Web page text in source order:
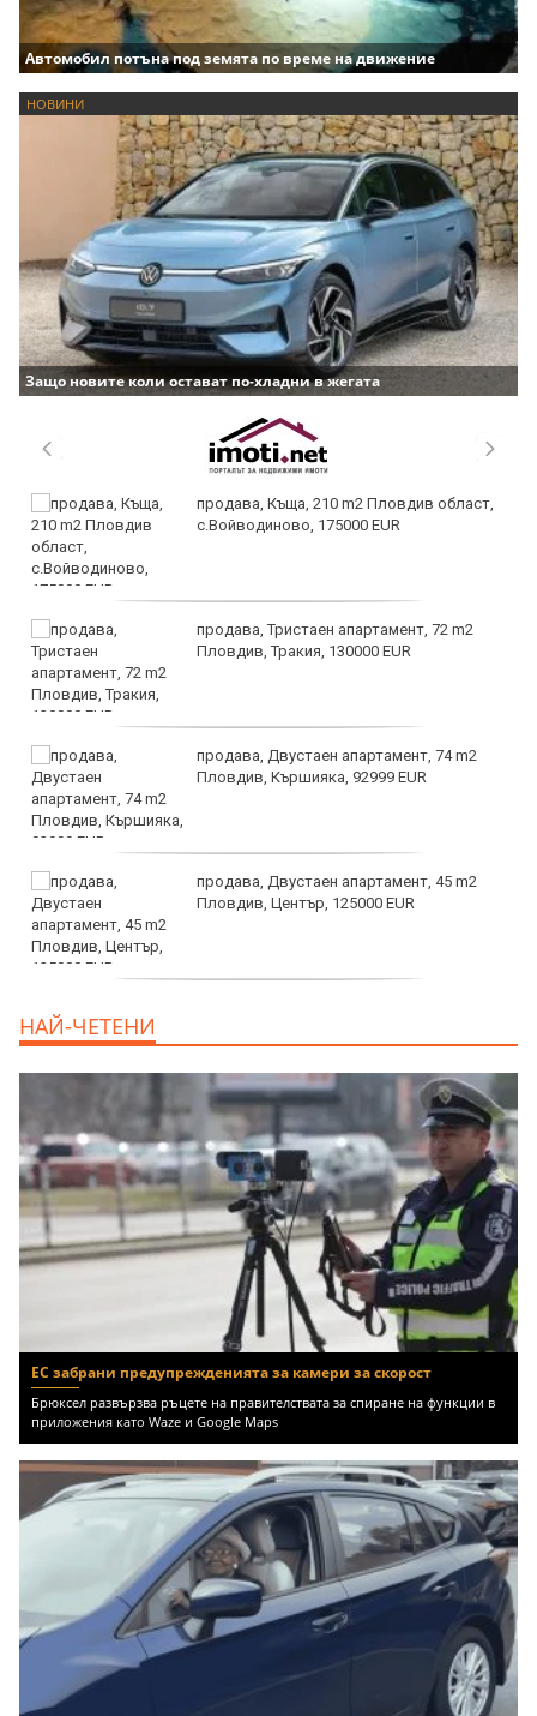
Автомобил потъна под земята по време на движение
НОВИНИ
Защо новите коли остават по-хладни в жегата
продава, Къща, 210 m2 Пловдив област,
с.Войводиново, 175000 EUR
продава, Тристаен апартамент, 72 m2
Пловдив, Тракия, 130000 EUR
продава, Двустаен апартамент, 74 m2
Пловдив, Кършияка, 92999 EUR
продава, Двустаен апартамент, 45 m2
Пловдив, Център, 125000 EUR
НАЙ-ЧЕТЕНИ
ЕС забрани предупрежденията за камери за скорост
Брюксел развързва ръцете на правителствата за спиране на функции в
приложения като Waze и Google Maps